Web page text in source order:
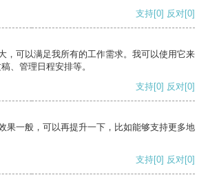
支持[0] 反对[0]
，可以满足我所有的工作需求。我可以使用它来
、管理日程安排等。
支持[0] 反对[0]
果一般，可以再提升一下，比如能够支持更多地
支持[0] 反对[0]